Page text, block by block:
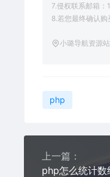
7.侵权联系邮箱
8.若您最终确认购
小璐导航资源站
php
上一篇：
php怎么统计数